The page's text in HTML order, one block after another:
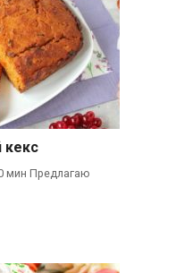
кекс
мин Предлагаю